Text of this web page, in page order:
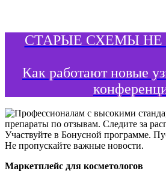
СТАРЫЕ СХЕМЫ НЕ
Как работают новые
Маркетплейс для косметологов